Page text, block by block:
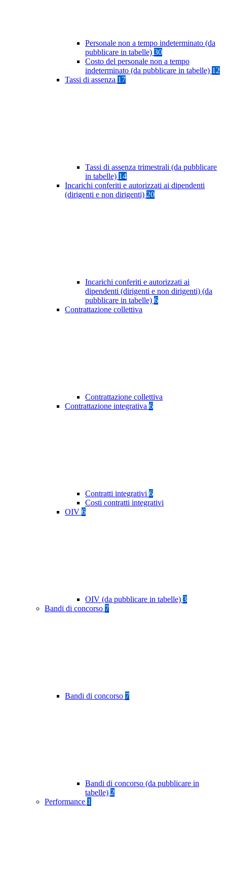
Personale non a tempo indeterminato (da
pubblicare in tabelle) 30
Costo del personale non a tempo
indeterminato (da pubblicare in tabelle) 12
Tassi di assenza 17
Tassi di assenza trimestrali (da pubblicare
in tabelle) 14
Incarichi conferiti e autorizzati ai dipendenti
(dirigenti e non dirigenti) 20
Incarichi conferiti e autorizzati ai
dipendenti (dirigenti e non dirigenti) (da
pubblicare in tabelle) 6
Contrattazione collettiva
Contrattazione collettiva
Contrattazione integrativa 6
Contratti integrativi 6
Costi contratti integrativi
OIV 6
OIV (da pubblicare in tabelle) 3
Bandi di concorso 7
Bandi di concorso 7
Bandi di concorso (da pubblicare in
tabelle) 2
Performance 1